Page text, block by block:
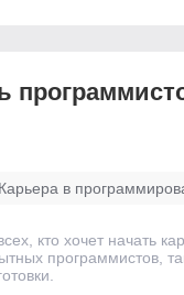
Карьера в
кто хочет начать
программистов,